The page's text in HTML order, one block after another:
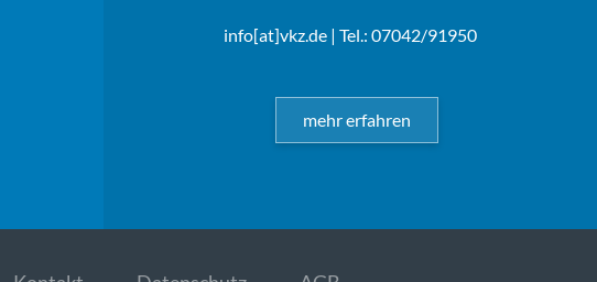
info[at]vkz.de| Tel.: 07042/91950
mehr erfahren